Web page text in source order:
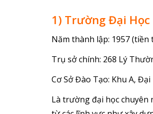
1) Trường Đại Học
Năm thành lập: 1957
Trụ sở chính: 268 Lý
Cơ Sở Đào Tạo: Khu A,
Là trường đại học chuyên